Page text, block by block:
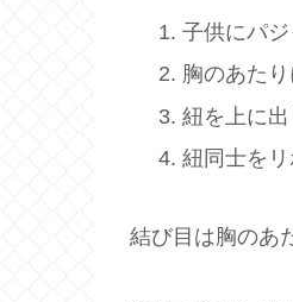
子供にパ
胸のあた
紐を上に
紐同士を
結び目は胸のあ